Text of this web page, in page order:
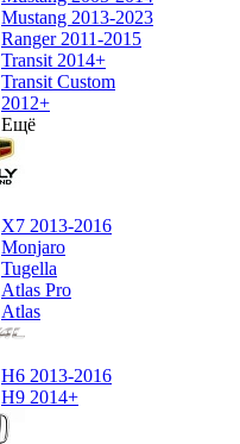
Mustang 2013-2023
Ranger 2011-2015
Transit 2014+
Transit Custom
2012+
Ещё
X7 2013-2016
Monjaro
Tugella
Atlas Pro
Atlas
H6 2013-2016
H9 2014+